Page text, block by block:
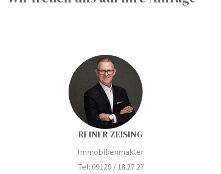
REINER ZEISING
Immobilienmakler
Tel: 09120 / 18 27 27